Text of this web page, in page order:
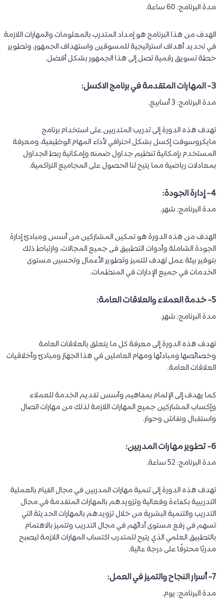
مدة البرنامج: 60 ساعة.
الهدف من هذا البرنامج هو إمداد المتدرب بالمعلومات والمهارات اللازمة
في تحديد أهداف استراتيجية للمسوقين واستهداف الجمهور، وتطوير
خطة تسويق رقمية تصل إلى هذا الجمهور بشكل أفضل.
3- المهارات المتقدمة في برنامج الاكسل:
مدة البرنامج: 3 أسابيع.
تهدف هذه الدورة إلى تدريب المتدربين على استخدام برنامج
مايكروسوفت إكسل بشكل احترافي لأداء المهام الوظيفية، ومعرفة
المستخدم بإمكانية تنظيم جداول ضمنه وإمكانية ربط الجداول
بمعادلات رياضية مما يتيح لنا الحصول على المجاميع التراكمية.
4- إدارة الجودة:
مدة البرنامج: شهر.
الهدف من هذه الدورة هو تمكين المشاركين من أسس ومبادئ إدارة
الجودة الشاملة وأدوات التطبيق فى جميع المجالات، وارتباط ذلك
بتوفير بيئة عمل تهدف للتميز وتطوير الأعمال وتحسين مستوى
الخدمات في جميع الإدارات في المنظمات.
5- خدمة العملاء والعلاقات العامة:
مدة البرنامج: شهر.
تهدف هذه الدورة إلى معرفة كل ما يتعلق بالعلاقات العامة
وخصائصها ومبادئها ومهام العاملين في هذا الجهاز ومبادئ وأخلاقيات
العلاقات العامة.
كما يهدف إلى الإلمام بمفاهيم وأسس تقديم الخدمة للعملاء
وإكساب المشاركين جميع المهارات اللازمة لذلك من مهارات اتصال
واستقبال ونقاش وحوار.
6- تطوير مهارات المدربين:
مدة البرنامج: 52 ساعة.
تهدف هذه الدورة إلى تنمية مهارات المدربين في مجال القيام بالعملية
التدريبية بكفاءة وفعالية وتزويدهم بالمهارات المتقدمة في مجال
التدريب والتنمية البشرية من خلال تزويدهم بالمهارات الحديثة التي
تسهم في رفع مستوى أدائهم في مجال التدريب وتتميز بالاهتمام
بالتطبيق العلمي الذي يتيح للمتدرب اكتساب المهارات اللازمة ليصبح
مدربًا محترفًا على درجة عالية.
7- أسرار النجاح والتميز في العمل:
مدة البرنامج: يوم.